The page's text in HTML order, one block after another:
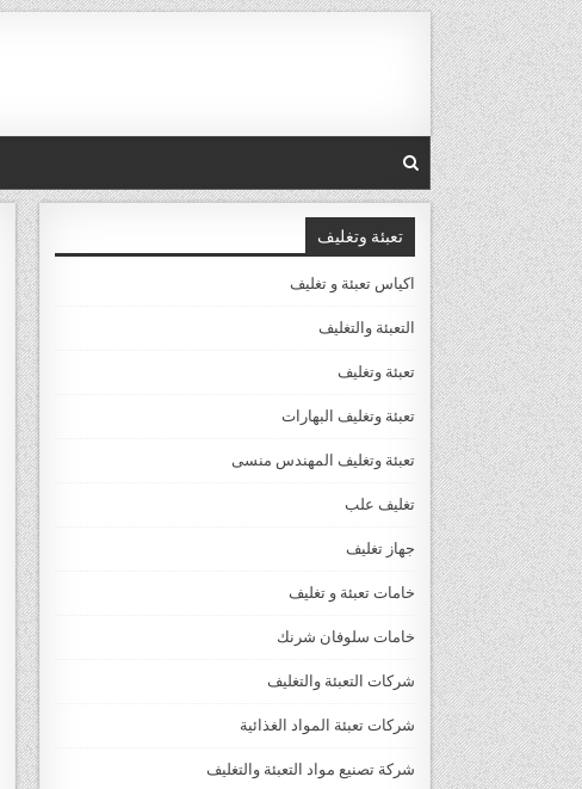
Skip
to
content
تعبئة وتغليف
اكياس تعبئة و تغليف
التعبئة والتغليف
تعبئة وتغليف
تعبئة وتغليف البهارات
تعبئة وتغليف المهندس منسى
تغليف علب
جهاز تغليف
خامات تعبئة و تغليف
خامات سلوفان شرنك
شركات التعبئة والتغليف
شركات تعبئة المواد الغذائية
شركة تصنيع مواد التعبئة والتغليف